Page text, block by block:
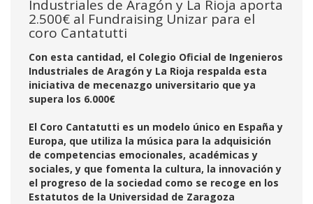
Industriales de Aragón y La Rioja aporta
2.500€ al Fundraising Unizar para el
coro Cantatutti
Con esta cantidad, el Colegio Oficial de Ingenieros
Industriales de Aragón y La Rioja respalda esta
iniciativa de mecenazgo universitario que ya
supera los 6.000€
El Coro Cantatutti es un modelo único en España y
Europa, que utiliza la música para la adquisición
de competencias emocionales, académicas y
sociales, y que fomenta la cultura, la innovación y
el progreso de la sociedad como se recoge en los
Estatutos de la Universidad de Zaragoza